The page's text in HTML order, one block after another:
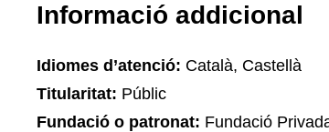
Informació addicional
Idiomes d’atenció: Català, Castellà
Titularitat: Públic
Fundació o patronat: Fundació